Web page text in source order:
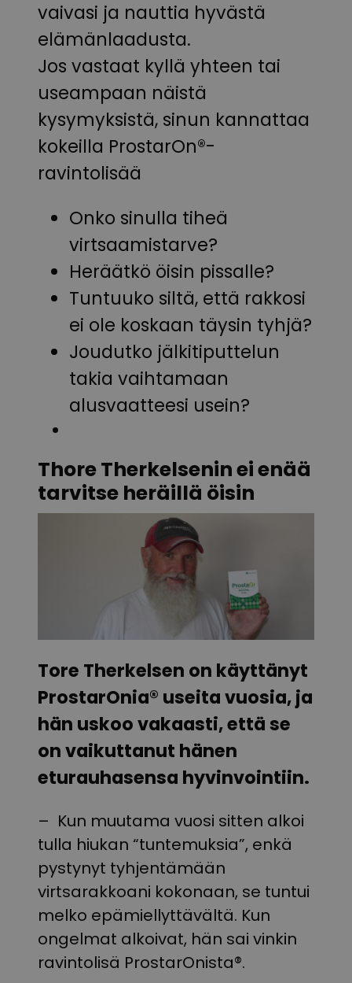
vaivasi ja nauttia hyvästä
elämänlaadusta.
Jos vastaat kyllä yhteen tai
useampaan näistä
kysymyksistä, sinun kannattaa
kokeilla ProstarOn®-
ravintolisää
Onko sinulla tiheä
virtsaamistarve?
Heräätkö öisin pissalle?
Tuntuuko siltä, että rakkosi
ei ole koskaan täysin tyhjä?
Joudutko jälkitiputtelun
takia vaihtamaan
alusvaatteesi usein?
Thore Therkelsenin ei enää
tarvitse heräillä öisin
Tore Therkelsen on käyttänyt
ProstarOnia® useita vuosia, ja
hän uskoo vakaasti, että se
on vaikuttanut hänen
eturauhasensa hyvinvointiin.
– Kun muutama vuosi sitten alkoi
tulla hiukan “tuntemuksia”, enkä
pystynyt tyhjentämään
virtsarakkoani kokonaan, se tuntui
melko epämiellyttävältä. Kun
ongelmat alkoivat, hän sai vinkin
ravintolisä ProstarOnista®.